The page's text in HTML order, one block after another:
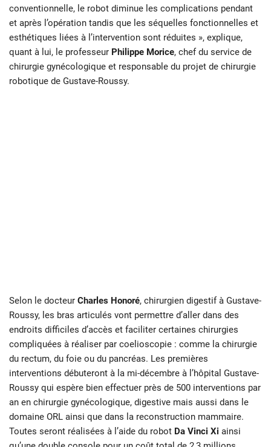
conventionnelle, le robot diminue les complications pendant
et après l’opération tandis que les séquelles fonctionnelles et
esthétiques liées à l’intervention sont réduites », explique,
quant à lui, le professeur Philippe Morice, chef du service de
chirurgie gynécologique et responsable du projet de chirurgie
robotique de Gustave-Roussy.
Selon le docteur Charles Honoré, chirurgien digestif à Gustave-
Roussy, les bras articulés vont permettre d’aller dans des
endroits difficiles d’accès et faciliter certaines chirurgies
compliquées à réaliser par coelioscopie : comme la chirurgie
du rectum, du foie ou du pancréas. Les premières
interventions débuteront à la mi-décembre à l’hôpital Gustave-
Roussy qui espère bien effectuer près de 500 interventions par
an en chirurgie gynécologique, digestive mais aussi dans le
domaine ORL ainsi que dans la reconstruction mammaire.
Toutes seront réalisées à l’aide du robot Da Vinci Xi ainsi